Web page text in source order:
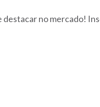
no mercado!